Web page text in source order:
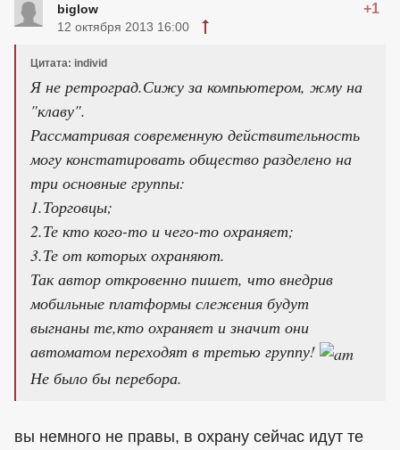
biglow +1
12 октября 2013 16:00
Цитата: individ
Я не ретроград.Сижу за компьютером, жму на
"клаву".
Рассматривая современную действительность
могу констатировать общество разделено на
три основные группы:
1.Торговцы;
2.Те кто кого-то и чего-то охраняет;
3.Те от которых охраняют.
Так автор откровенно пишет, что внедрив
мобильные платформы слежения будут
выгнаны те,кто охраняет и значит они
автоматом переходят в третью группу!
Не было бы перебора.
вы немного не правы, в охрану сейчас идут те